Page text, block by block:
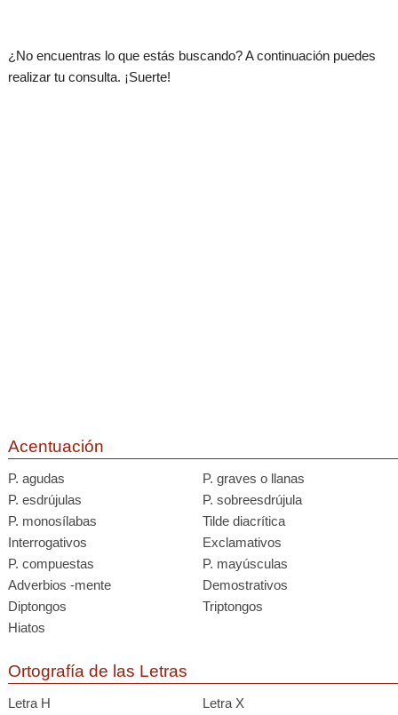
¿No encuentras lo que estás buscando? A continuación puedes
realizar tu consulta. ¡Suerte!
Acentuación
P. agudas
P. graves o llanas
P. esdrújulas
P. sobreesdrújula
P. monosílabas
Tilde diacrítica
Interrogativos
Exclamativos
P. compuestas
P. mayúsculas
Adverbios -mente
Demostrativos
Diptongos
Triptongos
Hiatos
Ortografía de las Letras
Letra H
Letra X